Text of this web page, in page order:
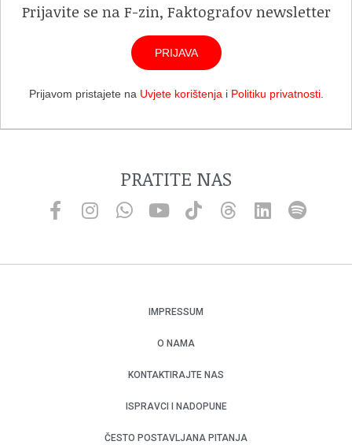
Prijavite se na F-zin, Faktografov newsletter
PRIJAVA
Prijavom pristajete na Uvjete korištenja i Politiku privatnosti.
PRATITE NAS
IMPRESSUM
O NAMA
KONTAKTIRAJTE NAS
ISPRAVCI I NADOPUNE
ČESTO POSTAVLJANA PITANJA